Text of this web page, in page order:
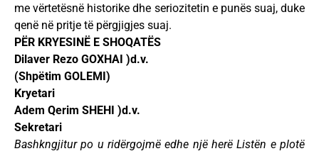
me vërtetësnë historike dhe seriozitetin e punës suaj, duke
qenë në pritje të përgjigjes suaj.
PËR KRYESINË E SHOQATËS
Dilaver Rezo GOXHAI )d.v.
(Shpëtim GOLEMI)
Kryetari
Adem Qerim SHEHI )d.v.
Sekretari
Bashkngjitur po u ridërgojmë edhe një herë Listën e plotë